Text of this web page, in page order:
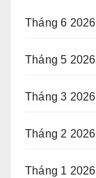
Tháng 6 2026
Tháng 5 2026
Tháng 3 2026
Tháng 2 2026
Tháng 1 2026